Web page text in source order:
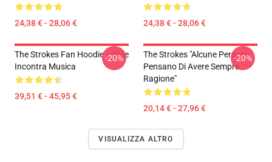
24,38 € - 28,06 € 24,38 € - 28,06 €
The Strokes Fan Hoodie – Stile
Incontra Musica
39,51 € - 45,95 €
-20%
The Strokes "Alcune Persone
Pensano Di Avere Sempre
Ragione"
20,14 € - 27,96 €
-20%
VISUALIZZA ALTRO